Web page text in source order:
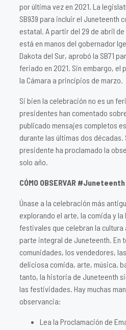
por última vez en 2021. La
SB939 para incluir el Juneteenth
estatal. A partir del 29 de abril
está en manos del gobernador
Dakota del Sur, aprobó la SB71
feriado en 2021. Sin embargo, el
la Cámara a principios de marzo.
Si bien la celebración no es un
presidentes han comentado
publicado mensajes completos
durante las últimas dos décadas.
presidente ha proclamado la
solo año.
CÓMO OBSERVAR #Juneteenth
Únase a la celebración más
explorando el arte, la comida y
festivales que celebran la
parte integral de Juneteenth. En
comunidades, los vendedores,
deliciosa comida, arte, música,
tanto, la historia de Juneteenth
las festividades. Hay muchas
observancia:
Lea la Proclamación de